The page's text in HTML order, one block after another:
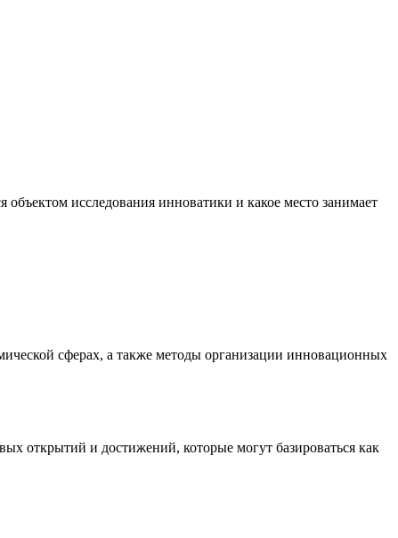
исследования инноватики и какое место занимает
сферах, а также методы организации инновационных
открытий и достижений, которые могут базироваться как